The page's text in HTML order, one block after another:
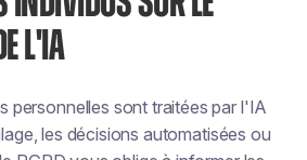
L'IA
personnelles sont traitées par l'IA
les décisions automatisées ou